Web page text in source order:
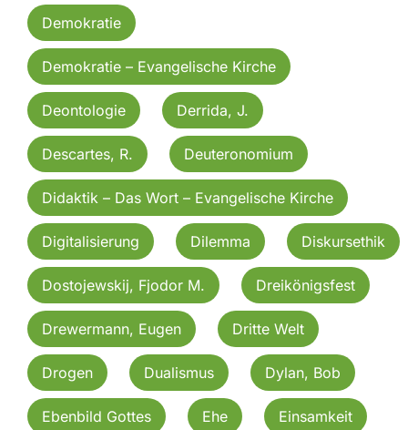
Demokratie
Demokratie – Evangelische Kirche
Deontologie Derrida, J.
Descartes, R. Deuteronomium
Didaktik – Das Wort – Evangelische Kirche
Digitalisierung Dilemma Diskursethik
Dostojewskij, Fjodor M. Dreikönigsfest
Drewermann, Eugen Dritte Welt
Drogen Dualismus Dylan, Bob
Ebenbild Gottes Ehe Einsamkeit